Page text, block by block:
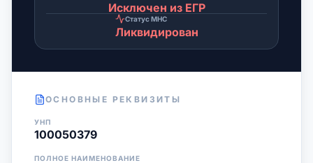
Исключен из ЕГР
Статус МНС
Ликвидирован
ОСНОВНЫЕ РЕКВИЗИТЫ
УНП
100050379
ПОЛНОЕ НАИМЕНОВАНИЕ